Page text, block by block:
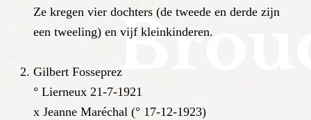
Ze kregen vier dochters (de tweede en derde zijn
een twee­ling) en vijf klein­kin­deren.
Gilbert Fosseprez
° Lierneux 21-7-1921
x Jeanne Maréchal (° 17-12-1923)